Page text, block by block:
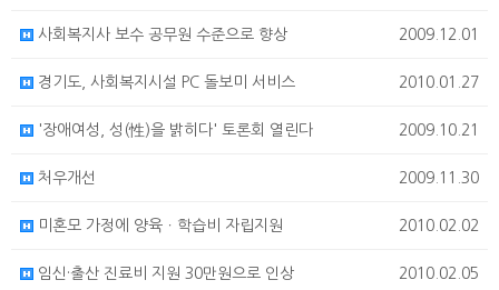
2009.12.01
사회복지사 보수 공무원 수준으로 향상
2010.01.27
경기도, 사회복지시설 PC 돌보미 서비스
2009.10.21
'장애여성, 성(性)을 밝히다' 토론회 열린다
2009.11.30
처우개선
2010.02.02
미혼모 가정에 양육ㆍ학습비 자립지원
2010.02.05
임신·출산 진료비 지원 30만원으로 인상